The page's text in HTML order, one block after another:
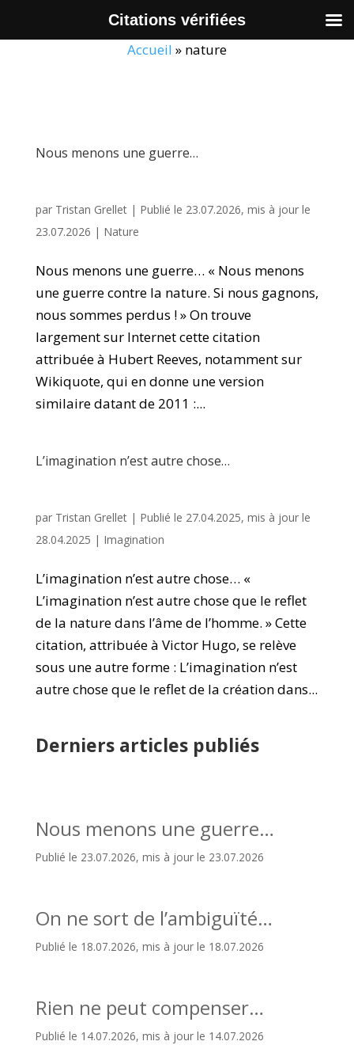
Accueil » nature
Nous menons une guerre…
par Tristan Grellet| Publié le 23.07.2026, mis à jour le
23.07.2026 | Nature
Nous menons une guerre… « Nous menons
une guerre contre la nature. Si nous gagnons,
nous sommes perdus ! » On trouve
largement sur Internet cette citation
attribuée à Hubert Reeves, notamment sur
Wikiquote, qui en donne une version
similaire datant de 2011 :...
L’imagination n’est autre chose…
par Tristan Grellet| Publié le 27.04.2025, mis à jour le
28.04.2025 | Imagination
L’imagination n’est autre chose… «
L’imagination n’est autre chose que le reflet
de la nature dans l’âme de l’homme. » Cette
citation, attribuée à Victor Hugo, se relève
sous une autre forme : L’imagination n’est
autre chose que le reflet de la création dans...
Derniers articles publiés
Nous menons une guerre…
Publié le 23.07.2026, mis à jour le 23.07.2026
On ne sort de l’ambiguïté…
Publié le 18.07.2026, mis à jour le 18.07.2026
Rien ne peut compenser…
Publié le 14.07.2026, mis à jour le 14.07.2026
Citations vérifiées